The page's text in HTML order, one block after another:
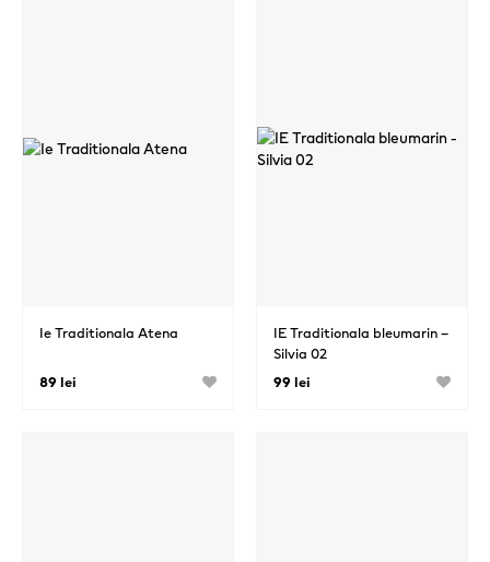
Ie Traditionala Atena
89 lei
IE Traditionala bleumarin –
Silvia 02
99 lei